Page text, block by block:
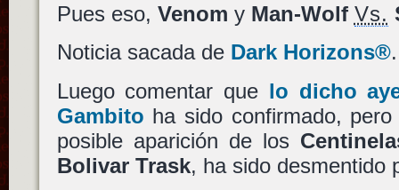
Pues eso, Venom y Man-Wolf Vs.
Noticia sacada de Dark Horizons®.
Luego comentar que lo dicho
Gambito ha sido confirmado,
posible aparición de los
Bolivar Trask, ha sido desmentido